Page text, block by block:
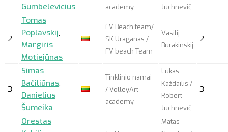
Gumbelevicius
academy
Juchnevič
2
Tomas
Poplavskij,
Margiris
Motiejūnas
FV Beach team/
SK Uraganas /
FV beach Team
Vasilij
Burakinskij
2
3
Simas
Bačiliūnas,
Danielius
Šumeika
Tinklinio namai
/ VolleyArt
academy
Lukas
Každailis /
Robert
Juchnevič
3
Orestas
Matas